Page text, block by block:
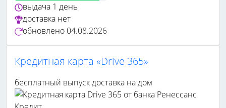
выдача 1 день
доставка нет
обновлено 04.08.2026
Кредитная карта «Drive 365»
бесплатный выпускдоставка на дом